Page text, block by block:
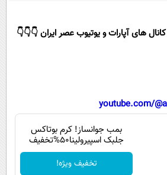
فناوری و It
قرآن
باشگاه مغز
سیاست
عصر ایران 2
خواندنی ها و دیدنی ها
داستان کوتاه
آموزش زبان
های آپارات و یوتیوب عصر ایران 👇👇👇
youtube.com/
بمب جوانساز! کرم بوتاکس
جلبک اسپیرولینا50%تخفیف
تخفیف ویژه!